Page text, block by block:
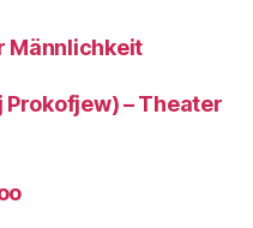
Männlichkeit
– Theater